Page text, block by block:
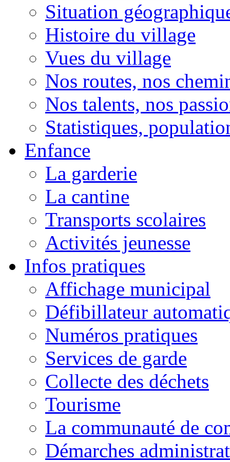
Situation
Histoire du village
Vues du village
Nos routes, nos
Nos talents, nos
Statistiques,
Enfance
La garderie
La cantine
Transports scolaires
Activités jeunesse
Infos pratiques
Affichage municipal
Défibillateur
Numéros pratiques
Services de garde
Collecte des déchets
Tourisme
La communauté de
Démarches